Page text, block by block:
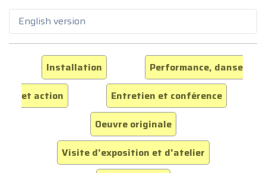
English version
Installation
Performance, danse
et action
Entretien et conférence
Oeuvre originale
Visite d'exposition et d'atelier